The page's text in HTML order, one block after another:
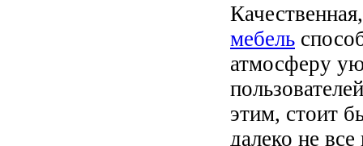
мебель
атмосферу
этим, стоит
далеко не